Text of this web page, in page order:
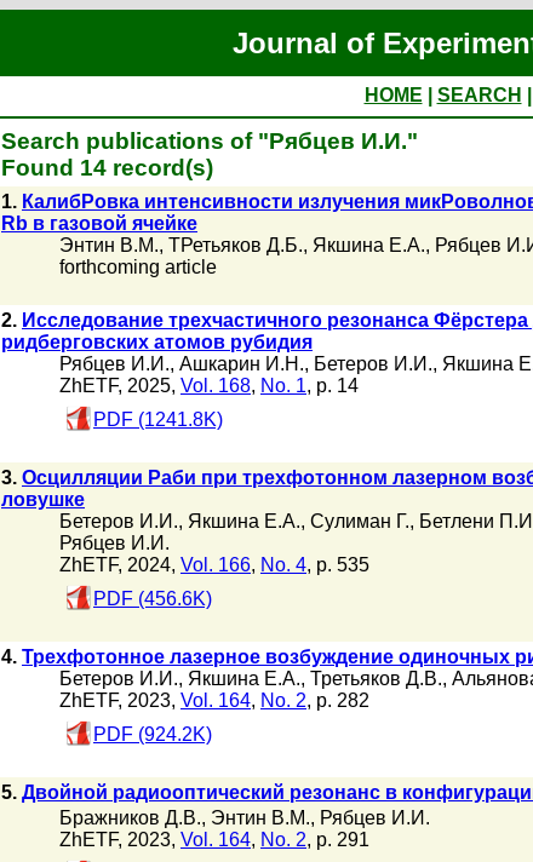
Journal of
HOME SEARCH
Search publications of "Рябцев И.И."
Found 14 record(s)
1. КалибРовка интенсивности излучения
Rb в газовой ячейке
Энтин В.М., ТРетьяков Д.Б., Якшина Е.А., Рябцев
forthcoming article
2. Исследование трехчастичного резонанса
ридберговских атомов рубидия
Рябцев И.И., Ашкарин И.Н., Бетеров И.И., Якшина
ZhETF, 2025, Vol. 168, No. 1, p. 14
PDF (1241.8K)
3. Осцилляции Раби при трехфотонном лазерном
ловушке
Бетеров И.И., Якшина Е.А., Сулиман Г., Бетлени
Рябцев И.И.
ZhETF, 2024, Vol. 166, No. 4, p. 535
PDF (456.6K)
4. Трехфотонное лазерное возбуждение одиночных
Бетеров И.И., Якшина Е.А., Третьяков Д.В.,
ZhETF, 2023, Vol. 164, No. 2, p. 282
PDF (924.2K)
5. Двойной радиооптический резонанс в
Бражников Д.В., Энтин В.М., Рябцев И.И.
ZhETF, 2023, Vol. 164, No. 2, p. 291